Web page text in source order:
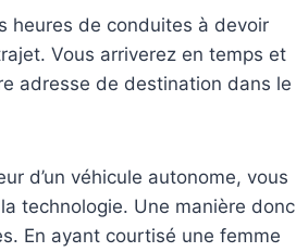
heures de conduites à devoir
Vous arriverez en temps et
adresse de destination dans le
d’un véhicule autonome, vous
technologie. Une manière donc
En ayant courtisé une femme